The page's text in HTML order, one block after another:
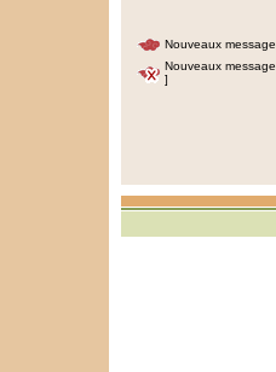
Nouveaux
Nouveaux
]